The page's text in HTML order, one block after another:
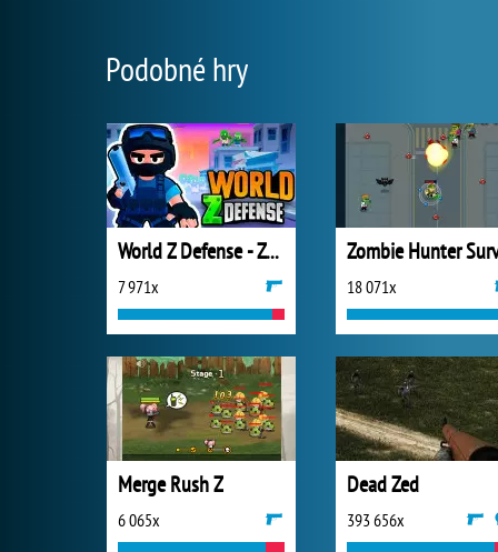
Podobné hry
World Z Defense - Zombie Defense
7 971x 18 071x
Merge Rush Z
6 065x
Dead Zed
393 656x